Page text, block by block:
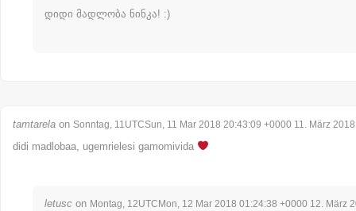
დიდი მადლობა ნინკა! :)
tamtarela on Sonntag, 11UTCSun, 11 Mar 2018 20:43:09 +0000 11. März 2018
didi madlobaa, ugemrielesi gamomivida
letusc on Montag, 12UTCMon, 12 Mar 2018 01:24:38 +0000 12. März